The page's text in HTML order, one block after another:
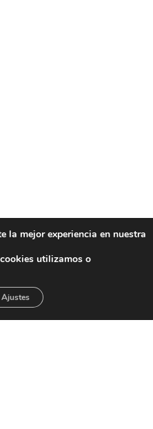
la mejor experiencia en nuestra
utilizamos o
Ajustes